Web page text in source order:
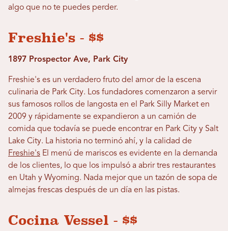
algo que no te puedes perder.
Freshie's - $$
1897 Prospector Ave, Park City
Freshie's es un verdadero fruto del amor de la escena
culinaria de Park City. Los fundadores comenzaron a servir
sus famosos rollos de langosta en el Park Silly Market en
2009 y rápidamente se expandieron a un camión de
comida que todavía se puede encontrar en Park City y Salt
Lake City. La historia no terminó ahí, y la calidad de
Freshie's El menú de mariscos es evidente en la demanda
de los clientes, lo que los impulsó a abrir tres restaurantes
en Utah y Wyoming. Nada mejor que un tazón de sopa de
almejas frescas después de un día en las pistas.
Cocina Vessel - $$